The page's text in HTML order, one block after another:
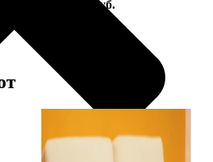
Цена, руб.
рамке